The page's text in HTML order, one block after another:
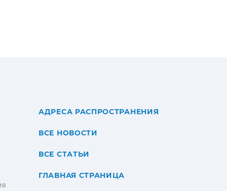
АДРЕСА РАСПРОСТРАНЕНИЯ
ВСЕ НОВОСТИ
ВСЕ СТАТЬИ
ГЛАВНАЯ СТРАНИЦА